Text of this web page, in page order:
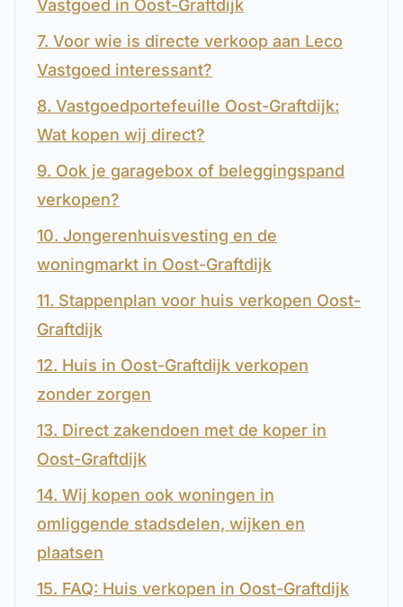
Vastgoed in Oost-Graftdijk
7. Voor wie is directe verkoop aan Leco
Vastgoed interessant?
8. Vastgoedportefeuille Oost-Graftdijk:
Wat kopen wij direct?
9. Ook je garagebox of beleggingspand
verkopen?
10. Jongerenhuisvesting en de
woningmarkt in Oost-Graftdijk
11. Stappenplan voor huis verkopen Oost-
Graftdijk
12. Huis in Oost-Graftdijk verkopen
zonder zorgen
13. Direct zakendoen met de koper in
Oost-Graftdijk
14. Wij kopen ook woningen in
omliggende stadsdelen, wijken en
plaatsen
15. FAQ: Huis verkopen in Oost-Graftdijk